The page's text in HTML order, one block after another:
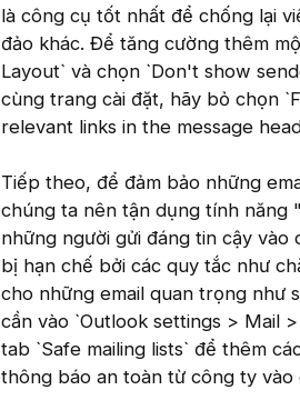
là công cụ tốt nhất để chống lại
đảo khác. Để tăng cường thêm
Layout` và chọn `Don't show
cùng trang cài đặt, hãy bỏ chọn
relevant links in the message
Tiếp theo, để đảm bảo những
chúng ta nên tận dụng tính năng
những người gửi đáng tin cậy vào
bị hạn chế bởi các quy tắc như
cho những email quan trọng như
cần vào `Outlook settings > Mail
tab `Safe mailing lists` để thêm
thông báo an toàn từ công ty vào